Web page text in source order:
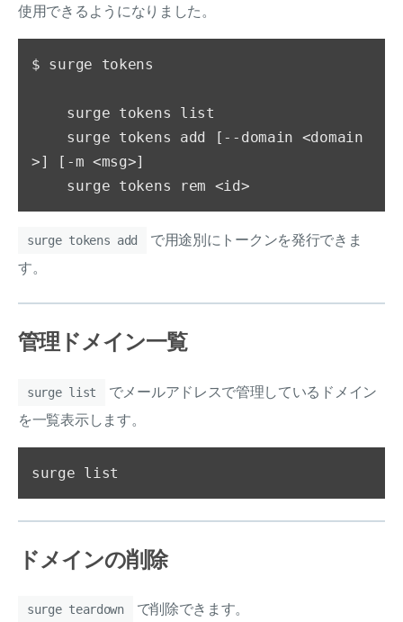
使用できるようになりました。
$ surge tokens
>] [-m <msg>]
surge tokens add
で用途別にトークンを発行できま
す。
管理ドメイン一覧
surge list
でメールアドレスで管理しているドメイン
を一覧表示します。
ドメインの削除
surge teardown で削除できます。